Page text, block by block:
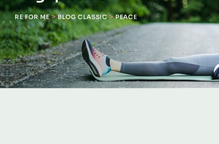
RE FOR ME>BLOG CLASSIC >PEACE